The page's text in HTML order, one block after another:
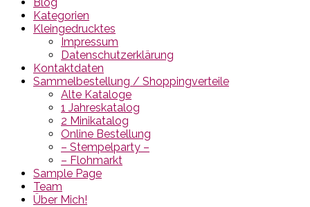
Kategorien
Kleingedrucktes
Impressum
Datenschutzerklärung
Kontaktdaten
Sammelbestellung / Shoppingverteile
Alte Kataloge
1 Jahreskatalog
2 Minikatalog
Online Bestellung
– Stempelparty –
– Flohmarkt
Sample Page
Team
Über Mich!